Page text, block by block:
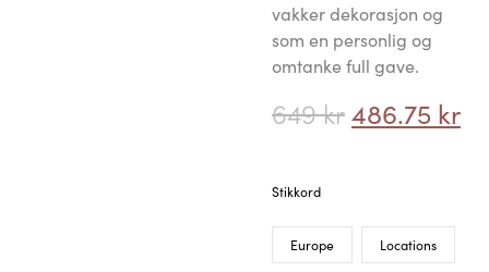
vakker dekorasjon og
som en personlig og
omtanke full gave.
649kr486.75 kr
Stikkord
Europe Locations